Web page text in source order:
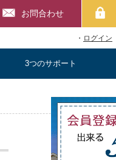
お問合わせ
・ ログイン
3つのサポート